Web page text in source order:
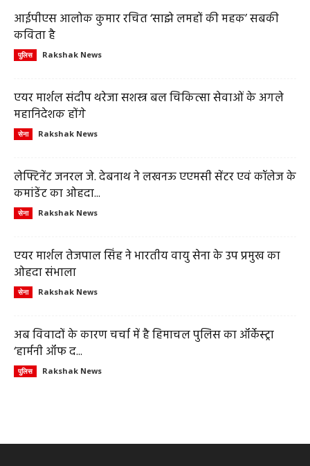
आईपीएस आलोक कुमार रचित ‘साझे लमहों की महक’ सबकी
कविता है
पुलिस Rakshak News
एयर मार्शल संदीप थरेजा सशस्त्र बल चिकित्सा सेवाओं के अगले
महानिदेशक होंगे
सेना Rakshak News
लेफ्टिनेंट जनरल जे. देबनाथ ने लखनऊ एएमसी सेंटर एवं कॉलेज के
कमांडेंट का ओहदा...
सेना Rakshak News
एयर मार्शल तेजपाल सिंह ने भारतीय वायु सेना के उप प्रमुख का
ओहदा संभाला
सेना Rakshak News
अब विवादों के कारण चर्चा में है हिमाचल पुलिस का ऑर्केस्ट्रा
‘हार्मनी ऑफ द...
पुलिस Rakshak News